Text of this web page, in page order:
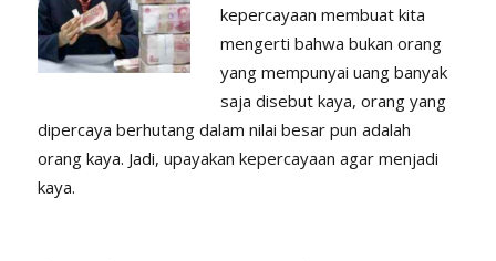
kepercayaan membuat kita
mengerti bahwa bukan orang
yang mempunyai uang banyak
saja disebut kaya, orang yang
dipercaya berhutang dalam nilai besar pun adalah
orang kaya. Jadi, upayakan kepercayaan agar menjadi
kaya.